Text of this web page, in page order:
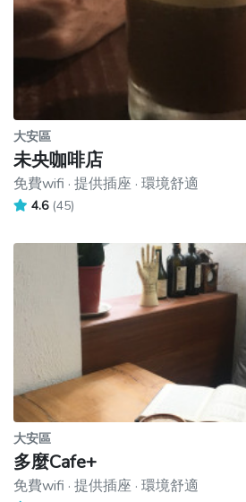
大安區
未央咖啡店
免費wifi · 提供插座 · 環境舒適
4.6 (45)
大安區
多麼Cafe+
免費wifi · 提供插座 · 環境舒適